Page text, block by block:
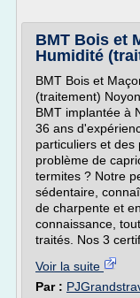
BMT Bois et
Humidité
BMT Bois et
(traitement)
BMT implantée à
36 ans
particuliers et des
problème de
termites ? Notre
sédentaire,
de charpente et
connaissance,
traités. Nos 3
Voir la suite
Par :